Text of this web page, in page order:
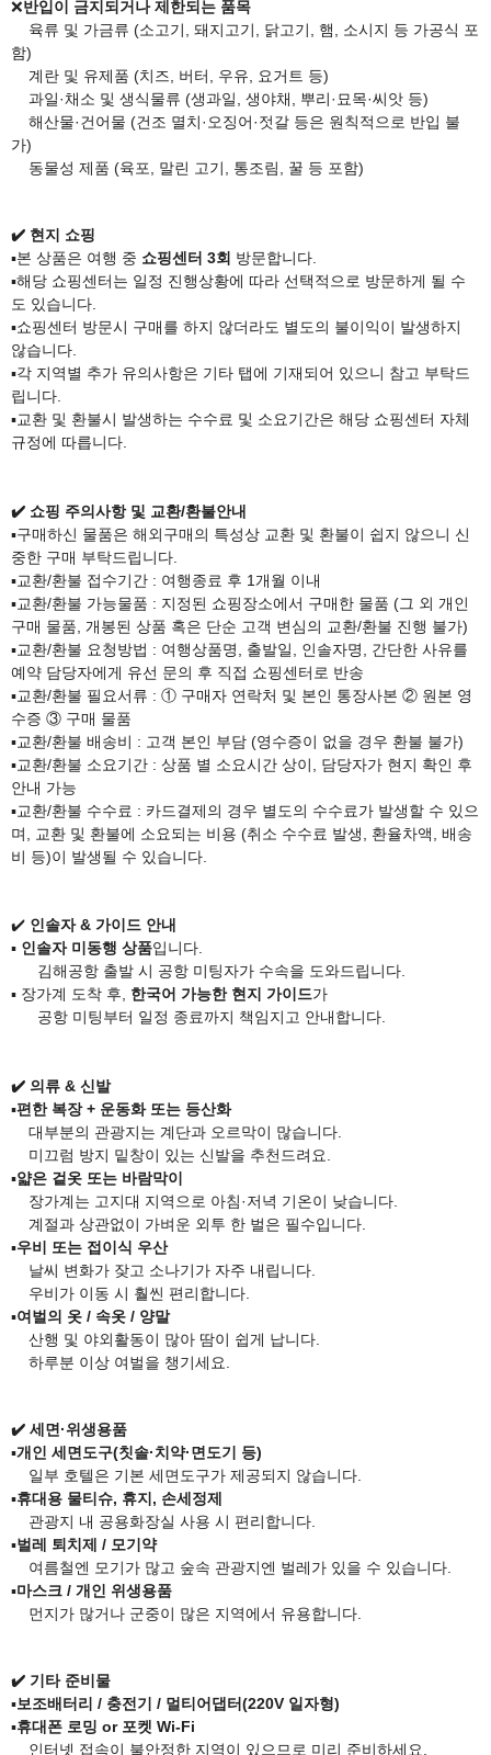
❌반입이 금지되거나 제한되는 품목
육류 및 가금류 (소고기, 돼지고기, 닭고기, 햄, 소시지 등 가공식 포
함)
계란 및 유제품 (치즈, 버터, 우유, 요거트 등)
과일·채소 및 생식물류 (생과일, 생야채, 뿌리·묘목·씨앗 등)
해산물·건어물 (건조 멸치·오징어·젓갈 등은 원칙적으로 반입 불
가)
동물성 제품 (육포, 말린 고기, 통조림, 꿀 등 포함)
✔️ 현지 쇼핑
▪️본 상품은 여행 중 쇼핑센터 3회 방문합니다.
▪️해당 쇼핑센터는 일정 진행상황에 따라 선택적으로 방문하게 될 수
도 있습니다.
▪️쇼핑센터 방문시 구매를 하지 않더라도 별도의 불이익이 발생하지
않습니다.
▪️각 지역별 추가 유의사항은 기타 탭에 기재되어 있으니 참고 부탁드
립니다.
▪️교환 및 환불시 발생하는 수수료 및 소요기간은 해당 쇼핑센터 자체
규정에 따릅니다.
✔️ ​ 쇼핑 주의사항 및 교환/환불안내
▪️구매하신 물품은 해외구매의 특성상 교환 및 환불이 쉽지 않으니 신
중한 구매 부탁드립니다.
▪️교환/환불 접수기간 : 여행종료 후 1개월 이내
▪️교환/환불 가능물품 : 지정된 쇼핑장소에서 구매한 물품 (그 외 개인
구매 물품, 개봉된 상품 혹은 단순 고객 변심의 교환/환불 진행 불가)
▪️교환/환불 요청방법 : 여행상품명, 출발일, 인솔자명, 간단한 사유를
예약 담당자에게 유선 문의 후 직접 쇼핑센터로 반송
▪️교환/환불 필요서류 : ① 구매자 연락처 및 본인 통장사본 ② 원본 영
수증 ③ 구매 물품
▪️교환/환불 배송비 : 고객 본인 부담 (영수증이 없을 경우 환불 불가)
▪️교환/환불 소요기간 : 상품 별 소요시간 상이, 담당자가 현지 확인 후
안내 가능
▪️교환/환불 수수료 : 카드결제의 경우 별도의 수수료가 발생할 수 있으
며, 교환 및 환불에 소요되는 비용 (취소 수수료 발생, 환율차액, 배송
비 등)이 발생될 수 있습니다.
✔️ 인솔자 & 가이드 안내
▪️ 인솔자 미동행 상품입니다.
김해공항 출발 시 공항 미팅자가 수속을 도와드립니다.
▪️ 장가계 도착 후, 한국어 가능한 현지 가이드가
공항 미팅부터 일정 종료까지 책임지고 안내합니다.
✔️ 의류 & 신발
▪️편한 복장 + 운동화 또는 등산화
대부분의 관광지는 계단과 오르막이 많습니다.
미끄럼 방지 밑창이 있는 신발을 추천드려요.
▪️얇은 겉옷 또는 바람막이
장가계는 고지대 지역으로 아침·저녁 기온이 낮습니다.
계절과 상관없이 가벼운 외투 한 벌은 필수입니다.
▪️우비 또는 접이식 우산
날씨 변화가 잦고 소나기가 자주 내립니다.
우비가 이동 시 훨씬 편리합니다.
▪️여벌의 옷 / 속옷 / 양말
산행 및 야외활동이 많아 땀이 쉽게 납니다.
하루분 이상 여벌을 챙기세요.
✔️ 세면·위생용품
▪️개인 세면도구(칫솔·치약·면도기 등)
일부 호텔은 기본 세면도구가 제공되지 않습니다.
▪️휴대용 물티슈, 휴지, 손세정제
관광지 내 공용화장실 사용 시 편리합니다.
▪️벌레 퇴치제 / 모기약
여름철엔 모기가 많고 숲속 관광지엔 벌레가 있을 수 있습니다.
▪️마스크 / 개인 위생용품
먼지가 많거나 군중이 많은 지역에서 유용합니다.
✔️ 기타 준비물
▪️보조배터리 / 충전기 / 멀티어댑터(220V 일자형)
▪️휴대폰 로밍 or 포켓 Wi-Fi
인터넷 접속이 불안정한 지역이 있으므로 미리 준비하세요.